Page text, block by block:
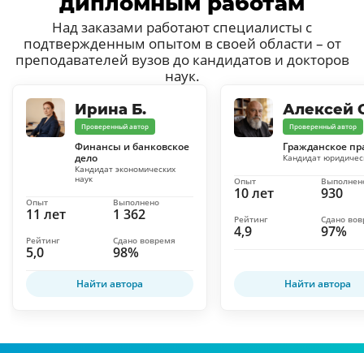
Над заказами работают специалисты с
подтвержденным опытом в своей области – от
преподавателей вузов до кандидатов и докторов
наук.
Ирина Б.
Проверенный автор
Финансы и банковское
дело
Кандидат экономических
наук
11 лет
Опыт
1 362
Выполнено
5,0
Рейтинг
98%
Сдано вовремя
Найти автора
Алексей
Проверенный автор
Гражданское
Кандидат
10 лет
Опыт
930
4,9
Рейтинг
97%
Сдано
Найти автора